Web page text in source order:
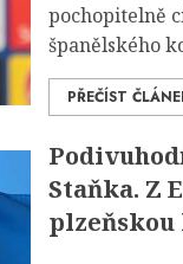
pochopitelně
španělského
PŘEČÍST
Staňka. Z